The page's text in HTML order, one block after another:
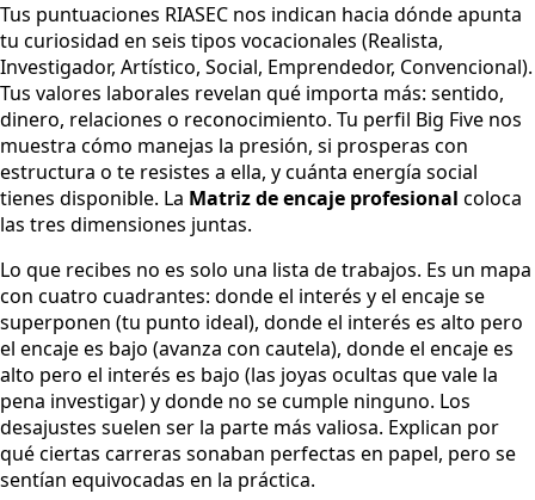
Tus puntuaciones RIASEC nos indican hacia dónde apunta
tu curiosidad en seis tipos vocacionales (Realista,
Investigador, Artístico, Social, Emprendedor, Convencional).
Tus valores laborales revelan qué importa más: sentido,
dinero, relaciones o reconocimiento. Tu perfil Big Five nos
muestra cómo manejas la presión, si prosperas con
estructura o te resistes a ella, y cuánta energía social
tienes disponible. La Matriz de encaje profesional coloca
las tres dimensiones juntas.
Lo que recibes no es solo una lista de trabajos. Es un mapa
con cuatro cuadrantes: donde el interés y el encaje se
superponen (tu punto ideal), donde el interés es alto pero
el encaje es bajo (avanza con cautela), donde el encaje es
alto pero el interés es bajo (las joyas ocultas que vale la
pena investigar) y donde no se cumple ninguno. Los
desajustes suelen ser la parte más valiosa. Explican por
qué ciertas carreras sonaban perfectas en papel, pero se
sentían equivocadas en la práctica.